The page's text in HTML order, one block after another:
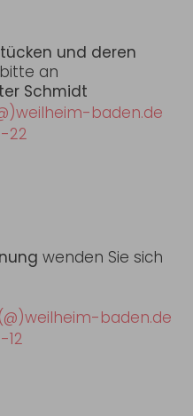
und deren
an
Schmidt
baden.de
22
wenden Sie sich
baden.de
12